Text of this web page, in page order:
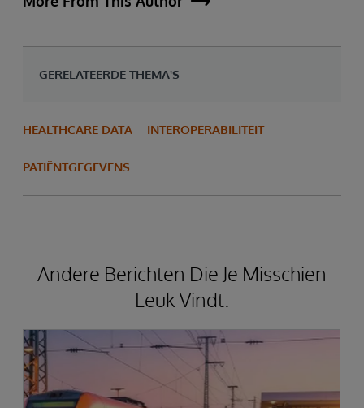
GERELATEERDE THEMA'S
HEALTHCARE DATA INTEROPERABILITEIT
PATIËNTGEGEVENS
Andere Berichten Die Je Misschien
Leuk Vindt.